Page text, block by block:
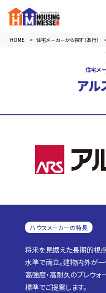
HOME 住宅メーカーから探す（あ行）
住宅メ
アル
ハウスメーカーの特長
将来を見据えた長期的視
水準で両立。建物内外が
高強度・高耐久のプレウ
標準でご提案します。